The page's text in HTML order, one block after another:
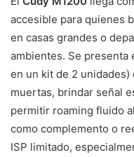
accesible para quienes
en casas grandes o
ambientes. Se presenta
en un kit de 2 unidades)
muertas, brindar señal
permitir roaming fluido
como complemento o
ISP limitado,